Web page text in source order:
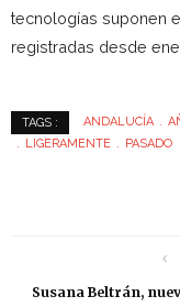
tecnologías suponen
registradas desde
TAGS : ANDALUCÍA
LIGERAMENTE
PASADO
Susana Beltrán,